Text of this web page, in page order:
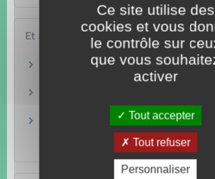
Et aussi
Pension de réversion
Travail – Formation
Retraite pour invalidité dans la
Ce site utilise des
cookies et vous
le contrôle sur
que vous
activer
Tout accepter
Tout refuser
Personnaliser